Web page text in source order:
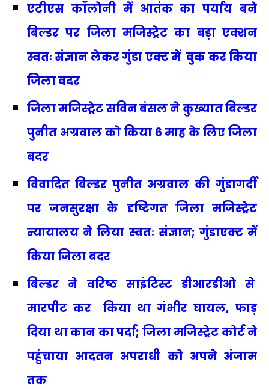
एटीएस कॉलोनी में आतंक का पर्याय बने
बिल्डर पर जिला मजिस्ट्रेट का बड़ा एक्शन
स्वतः संज्ञान लेकर गुंडा एक्ट में बुक कर किया
जिला बदर
जिला मजिस्ट्रेट सविन बंसल ने कुख्यात बिल्डर
पुनीत अग्रवाल को किया 6 माह के लिए जिला
बदर
विवादित बिल्डर पुनीत अग्रवाल की गुंडागर्दी
पर जनसुरक्षा के दृष्टिगत जिला मजिस्ट्रेट
न्यायालय ने लिया स्वतः संज्ञान; गुंडाएक्ट में
किया जिला बदर
बिल्डर ने वरिष्ठ साइंटिस्ट डीआरडीओ से
मारपीट कर किया था गंभीर घायल, फाड़
दिया था कान का पर्दा; जिला मजिस्ट्रेट कोर्ट ने
पहुंचाया आदतन अपराधी को अपने अंजाम
तक